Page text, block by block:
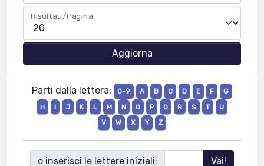
Risultati/Pagina
Parti dalla lettera: 0-9 A B C D E F
G
H
I J K L M N O P Q R S T
U
V
W X Y Z
o inserisci le lettere iniziali: